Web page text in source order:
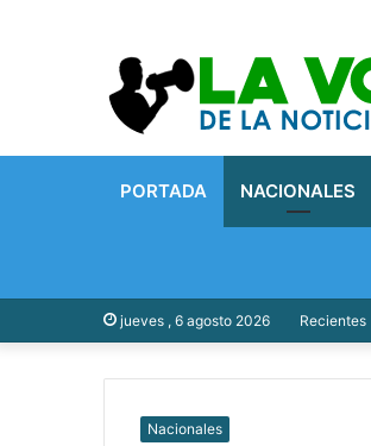
PORTADA NACIONALES
jueves , 6 agosto 2026 Recientes
Nacionales